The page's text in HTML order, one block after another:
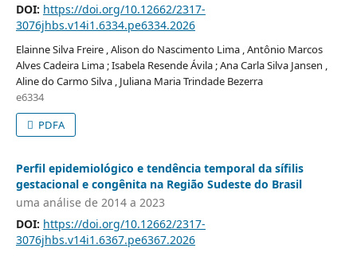
DOI: https://doi.org/10.12662/2317-
3076jhbs.v14i1.6334.pe6334.2026
Elainne Silva Freire , Alison do Nascimento Lima , Antônio Marcos
Alves Cadeira Lima ; Isabela Resende Ávila ; Ana Carla Silva Jansen ,
Aline do Carmo Silva , Juliana Maria Trindade Bezerra
e6334
PDFA
Perfil epidemiológico e tendência temporal da sífilis
gestacional e congênita na Região Sudeste do Brasil
uma análise de 2014 a 2023
DOI: https://doi.org/10.12662/2317-
3076jhbs.v14i1.6367.pe6367.2026